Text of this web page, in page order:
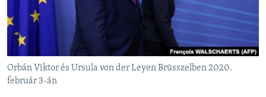
VILÁG
KLÍMAVÁLTOZÁS
A MÚLT TANULSÁGAI
KÖVESSEN MINKET!
Orbán Viktor és Ursula von der Leyen Brüsszelben 2020.
február 3-án